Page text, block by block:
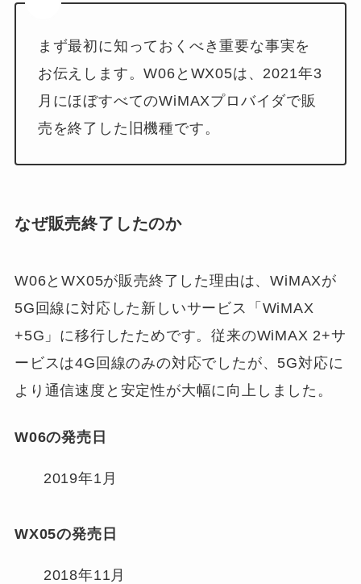
まず最初に知っておくべき重要な事実を
お伝えします。W06とWX05は、2021年3
月にほぼすべてのWiMAXプロバイダで販
売を終了した旧機種です。
なぜ販売終了したのか
W06とWX05が販売終了した理由は、WiMAXが
5G回線に対応した新しいサービス「WiMAX
+5G」に移行したためです。従来のWiMAX 2+サ
ービスは4G回線のみの対応でしたが、5G対応に
より通信速度と安定性が大幅に向上しました。
W06の発売日
2019年1月
WX05の発売日
2018年11月